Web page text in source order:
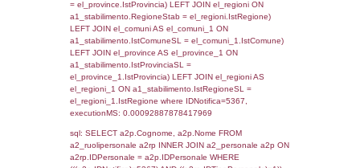
Debug
sql: SELECT COUNT(*) FROM `userlevels`
`userlevelid` = -2, executionMS:
sql: SELECT `userlevelid`, `userlevelname`
sql: SELECT COUNT(*) FROM